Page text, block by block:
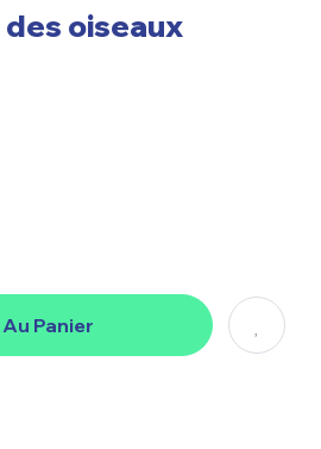
oiseaux
Panier